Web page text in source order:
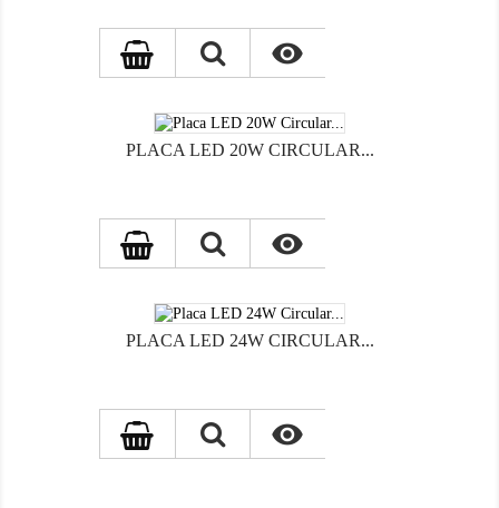

PLACA LED 20W CIRCULAR...

PLACA LED 24W CIRCULAR...
